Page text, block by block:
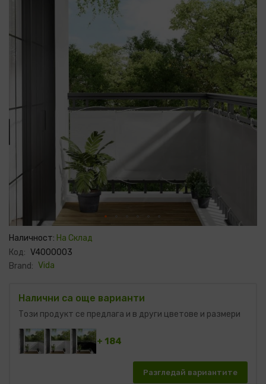
Преминете
към
на
галерия
със
Наличност: На Склад
Код: V4000003
Brand: Vida
Налични са още варианти
Този продукт се предлага и в други цветове и размери
+ 184
Разгледай вариантите